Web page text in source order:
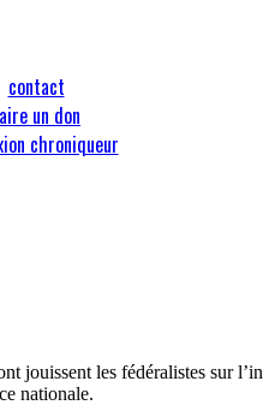
contact
un don
chroniqueur
jouissent les fédéralistes sur
nationale.